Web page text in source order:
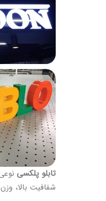
تابلو پلکسی
شفافیت بالا،